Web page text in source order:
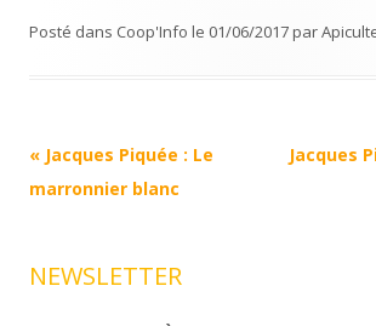
Posté dans Coop'Info le 01/06/2017par
Navigation
Article
« Jacques Piquée : Le
marronnier blanc
Jacques
NEWSLETTER